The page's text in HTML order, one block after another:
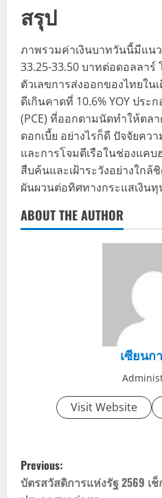
สรุป
ภาพรวมค่าเงินบาทวันนี้มีแน
33.25-33.50 บาทต่อดอลลาร์
ตัวเลขการส่งออกของไทยใ
ดีเกินคาดที่ 10.6% YOY ประ
(PCE) ที่ออกตามนัดทำให้ตล
ดอกเบี้ย อย่างไรก็ดี ปัจจัยคว
และการโจมตีเรือในช่องแคบ
สืบค้นและเฝ้าระวังอย่างใกล้
ผันผวนต่อทิศทางกระแสเงิน
ABOUT THE AUTHOR
เซียนก
Visit Website
P
o
Previous:
บัตรสวัสดิการแห่งรัฐ 2569 เ